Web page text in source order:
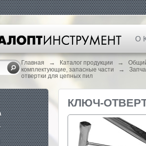
О
Главная → Каталог продукции →
комплектующие, запасные части
→
отвертки для цепных пил
КЛЮЧ-